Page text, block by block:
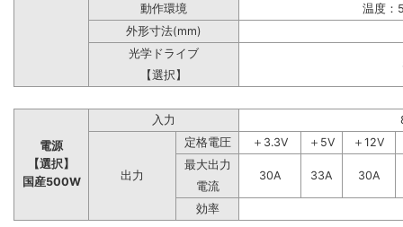
動作環境
温度：
外形寸法(mm)
光学ドライブ
【選択】
電源
【選択】
国産500W
入力
出力
定格電圧 ＋3.3V ＋5V
＋12V
最大出力
30A
33A
30A
電流
効率